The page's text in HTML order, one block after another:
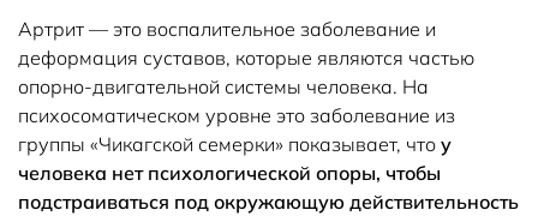
Артрит — это воспалительное заболевание и
деформация суставов, которые являются частью
опорно-двигательной системы человека. На
психосоматическом уровне это заболевание из
группы «Чикагской семерки» показывает, что у
человека нет психологической опоры, чтобы
подстраиваться под окружающую действительность